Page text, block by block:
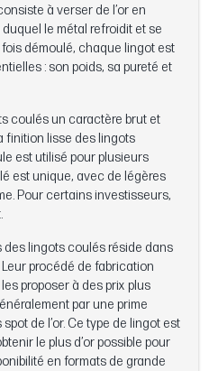
à verser de l’or en
le métal refroidit et se
démoulé, chaque lingot est
: son poids, sa pureté et
coulés un caractère brut et
finition lisse des lingots
est utilisé pour plusieurs
est unique, avec de légères
Pour certains investisseurs,
des lingots coulés réside dans
procédé de fabrication
proposer à des prix plus
par une prime
de l’or. Ce type de lingot est
le plus d’or possible pour
en formats de grande